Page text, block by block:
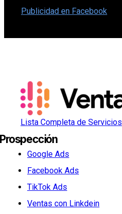
Publicidad en Facebook
Lista Completa de Servicios
Prospección
Google Ads
Facebook Ads
TikTok Ads
Ventas con Linkdein